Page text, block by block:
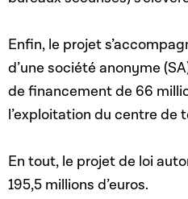
Enfin, le projet
d’une société anonyme
de financement de 66
l’exploitation du centre de
En tout, le projet de loi
195,5 millions d’euros.